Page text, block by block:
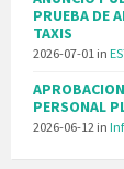
PRUEBA DE
TAXIS
2026-07-01 in
PERSONAL
2026-06-12 in